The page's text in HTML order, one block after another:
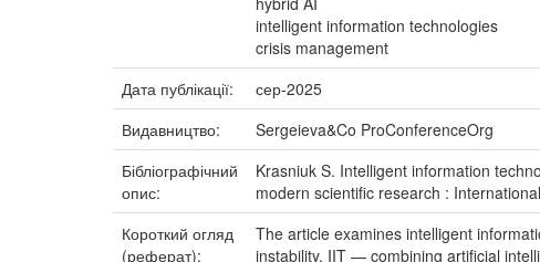
intelligent information technologies
crisis management
Дата публікації:
сер-2025
Видавництво:
Sergeieva&Co ProConferenceOrg
Бібліографічний
опис:
Krasniuk S. Intelligent information
modern scientific research :
Короткий огляд
(реферат):
The article examines intelligent
instability, IIT — combining artificial